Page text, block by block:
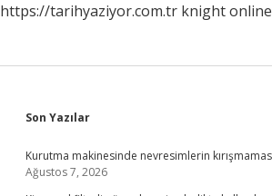
https://tarihyaziyor.com.tr knight online
Sidebar
Son Yazılar
Kurutma makinesinde nevresimlerin
Ağustos 7, 2026